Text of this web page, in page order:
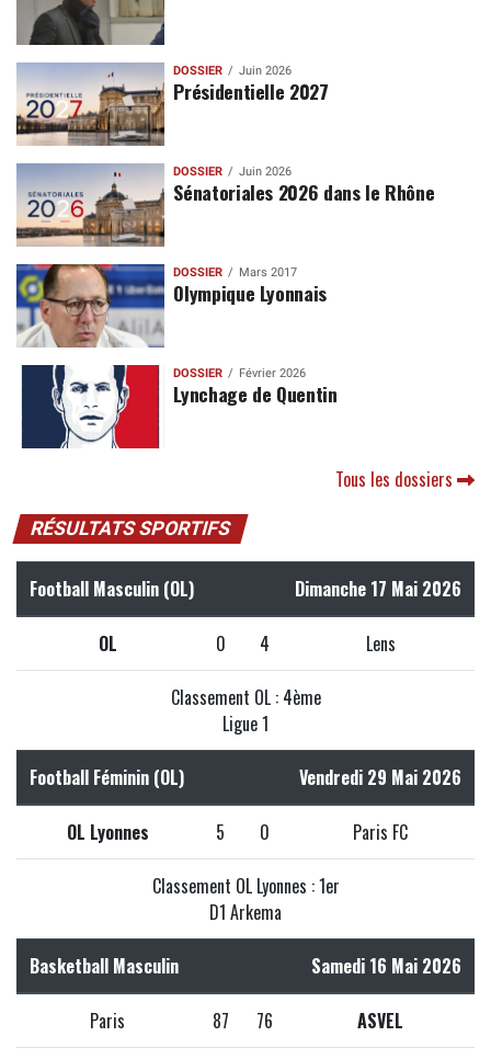
DOSSIER Juin 2026
Présidentielle 2027
DOSSIER Juin 2026
Sénatoriales 2026 dans le Rhône
DOSSIER Mars 2017
Olympique Lyonnais
DOSSIER Février 2026
Lynchage de Quentin
Tous les dossiers
RÉSULTATS SPORTIFS
Football Masculin (OL) Dimanche 17 Mai 2026
OL 0 4 Lens
Classement OL : 4ème
Ligue 1
Football Féminin (OL) Vendredi 29 Mai 2026
OL Lyonnes 5 0 Paris FC
Classement OL Lyonnes : 1er
D1 Arkema
Basketball Masculin Samedi 16 Mai 2026
Paris 87 76 ASVEL